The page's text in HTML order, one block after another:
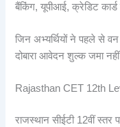
बैंकिंग, यूपीआई, क्रेडिट
जिन अभ्यर्थियों ने पहले से
दोबारा आवेदन शुल्क जमा नहीं
Rajasthan CET 12th
राजस्थान सीईटी 12वीं